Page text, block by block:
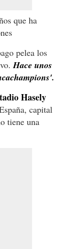
que ha
pelea los
Hace unos
Hasely
capital
tiene una